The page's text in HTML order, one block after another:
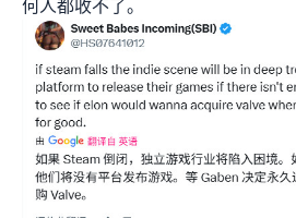
何人都收不了。